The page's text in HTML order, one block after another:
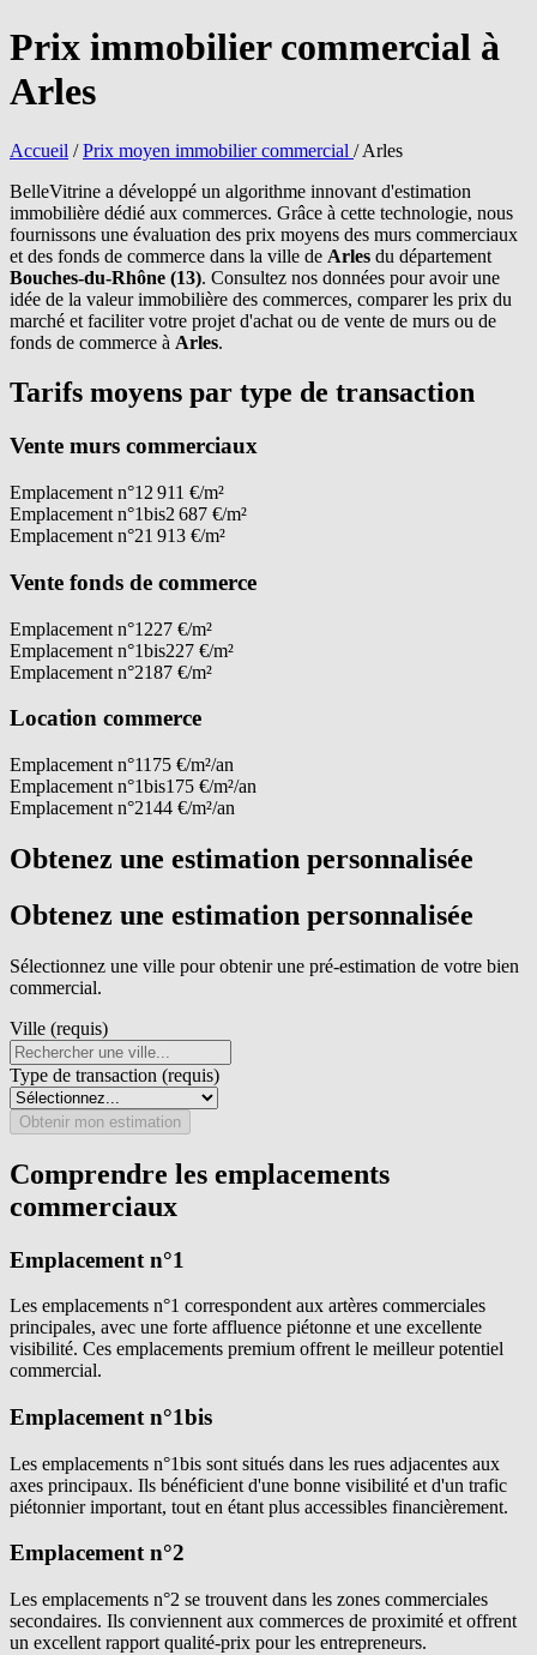
Prix immobilier commercial à
Arles
Accueil /Prix moyen immobilier commercial /Arles
BelleVitrine a développé un algorithme innovant d'estimation
immobilière dédié aux commerces. Grâce à cette technologie, nous
fournissons une évaluation des prix moyens des murs commerciaux
et des fonds de commerce dans la ville de Arles du département
Bouches-du-Rhône (13). Consultez nos données pour avoir une
idée de la valeur immobilière des commerces, comparer les prix du
marché et faciliter votre projet d'achat ou de vente de murs ou de
fonds de commerce à Arles.
Tarifs moyens par type de transaction
Vente murs commerciaux
Emplacement n°1 2 911 €/m²
Emplacement n°1bis2 687 €/m²
Emplacement n°21 913 €/m²
Vente fonds de commerce
Emplacement n°1 227 €/m²
Emplacement n°1bis227 €/m²
Emplacement n°2187 €/m²
Location commerce
Emplacement n°1175 €/m²/an
Emplacement n°1bis175 €/m²/an
Emplacement n°2144 €/m²/an
Obtenez une estimation personnalisée
Obtenez une estimation personnalisée
Sélectionnez une ville pour obtenir une pré-estimation de votre bien
commercial.
Ville (requis)
Type de transaction (requis)
Obtenir mon estimation
Comprendre les emplacements
commerciaux
Emplacement n°1
Les emplacements n°1 correspondent aux artères commerciales
principales, avec une forte affluence piétonne et une excellente
visibilité. Ces emplacements premium offrent le meilleur potentiel
commercial.
Emplacement n°1bis
Les emplacements n°1bis sont situés dans les rues adjacentes aux
axes principaux. Ils bénéficient d'une bonne visibilité et d'un trafic
piétonnier important, tout en étant plus accessibles financièrement.
Emplacement n°2
Les emplacements n°2 se trouvent dans les zones commerciales
secondaires. Ils conviennent aux commerces de proximité et offrent
un excellent rapport qualité-prix pour les entrepreneurs.